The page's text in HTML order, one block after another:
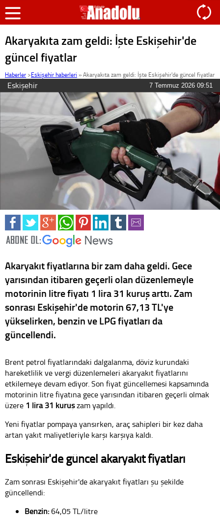
Akaryakıta zam geldi: İşte Eskişehir'de
güncel fiyatlar
Haberler >Eskişehir haberleri »Akaryakıta zam geldi: İşte Eskişehir'de güncel fiyatlar
Eskişehir 7 Temmuz 2026 09:51
Akaryakıt fiyatlarına bir zam daha geldi. Gece
yarısından itibaren geçerli olan düzenlemeyle
motorinin litre fiyatı 1 lira 31 kuruş arttı. Zam
sonrası Eskişehir'de motorin 67,13 TL'ye
yükselirken, benzin ve LPG fiyatları da
güncellendi.
Brent petrol fiyatlarındaki dalgalanma, döviz kurundaki
hareketlilik ve vergi düzenlemeleri akaryakıt fiyatlarını
etkilemeye devam ediyor. Son fiyat güncellemesi kapsamında
motorinin litre fiyatına gece yarısından itibaren geçerli olmak
üzere 1 lira 31 kuruşzam yapıldı.
Yeni fiyatlar pompaya yansırken, araç sahipleri bir kez daha
artan yakıt maliyetleriyle karşı karşıya kaldı.
Eskişehir'de güncel akaryakıt fiyatları
Zam sonrası Eskişehir'de akaryakıt fiyatları şu şekilde
güncellendi:
Benzin:64,05 TL/litre